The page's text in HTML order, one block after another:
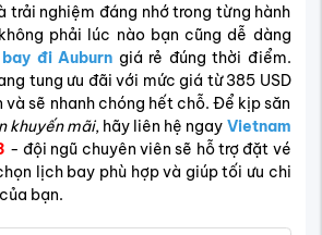
trải nghiệm đáng nhớ trong từng hành
phải lúc nào bạn cũng dễ dàng
đi Auburn giá rẻ đúng thời điểm.
tung ưu đãi với mức giá từ 385 USD
và sẽ nhanh chóng hết chỗ. Để kịp săn
khuyến mãi, hãy liên hệ ngay Vietnam
- đội ngũ chuyên viên sẽ hỗ trợ đặt vé
lịch bay phù hợp và giúp tối ưu chi
bạn.